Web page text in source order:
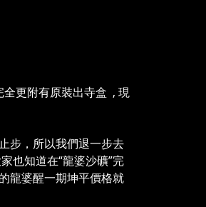
全更附有原裝出寺盒 , 現
步，所以我們退一步去
也知道在“龍婆沙礦”完
龍婆醒一期坤平價格就